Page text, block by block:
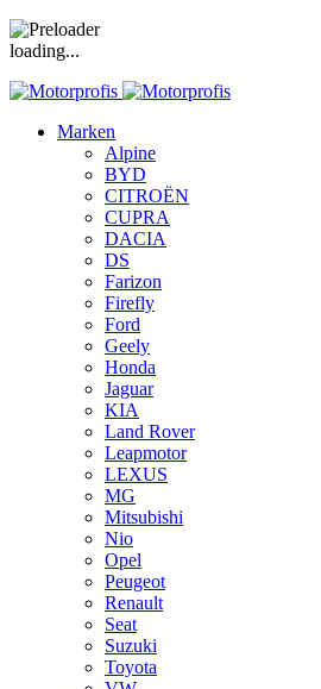
loading...
Marken
Alpine
BYD
CITROËN
CUPRA
DACIA
DS
Farizon
Firefly
Ford
Geely
Honda
Jaguar
KIA
Land Rover
Leapmotor
LEXUS
MG
Mitsubishi
Nio
Opel
Peugeot
Renault
Seat
Suzuki
Toyota